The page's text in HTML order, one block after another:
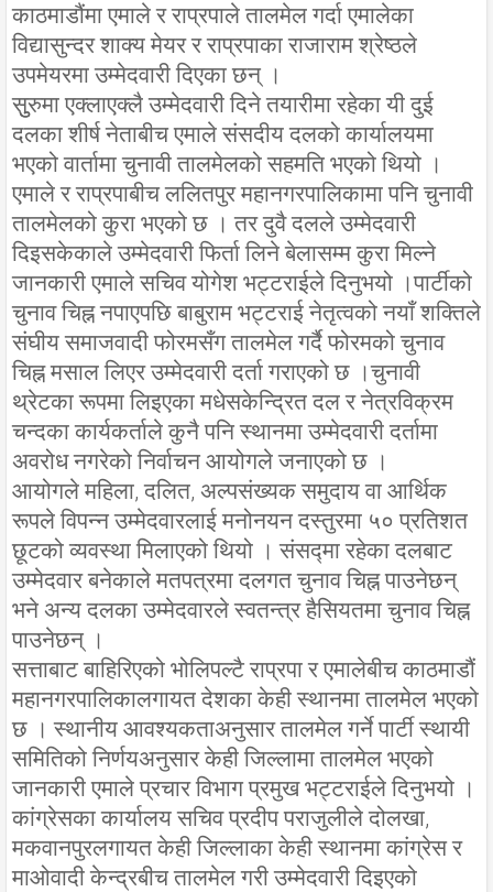
काठमाडौंमा एमाले र राप्रपाले तालमेल गर्दा एमालेका
विद्यासुन्दर शाक्य मेयर र राप्रपाका राजाराम श्रेष्ठले
उपमेयरमा उम्मेदवारी दिएका छन् ।
सुुरुमा एक्लाएक्लै उम्मेदवारी दिने तयारीमा रहेका यी दुई
दलका शीर्ष नेताबीच एमाले संसदीय दलको कार्यालयमा
भएको वार्तामा चुनावी तालमेलको सहमति भएको थियो ।
एमाले र राप्रपाबीच ललितपुर महानगरपालिकामा पनि चुनावी
तालमेलको कुरा भएको छ । तर दुवै दलले उम्मेदवारी
दिइसकेकाले उम्मेदवारी फिर्ता लिने बेलासम्म कुरा मिल्ने
जानकारी एमाले सचिव योगेश भट्टराईले दिनुभयो ।पार्टीको
चुनाव चिह्न नपाएपछि बाबुराम भट्टराई नेतृत्वको नयाँ शक्तिले
संघीय समाजवादी फोरमसँग तालमेल गर्दै फोरमको चुनाव
चिह्न मसाल लिएर उम्मेदवारी दर्ता गराएको छ ।चुनावी
थ्रेटका रूपमा लिइएका मधेसकेन्द्रित दल र नेत्रविक्रम
चन्दका कार्यकर्ताले कुनै पनि स्थानमा उम्मेदवारी दर्तामा
अवरोध नगरेको निर्वाचन आयोगले जनाएको छ ।
आयोगले महिला, दलित, अल्पसंख्यक समुदाय वा आर्थिक
रूपले विपन्न उम्मेदवारलाई मनोनयन दस्तुरमा ५० प्रतिशत
छूटको व्यवस्था मिलाएको थियो । संसद्मा रहेका दलबाट
उम्मेदवार बनेकाले मतपत्रमा दलगत चुनाव चिह्न पाउनेछन्
भने अन्य दलका उम्मेदवारले स्वतन्त्र हैसियतमा चुनाव चिह्न
पाउनेछन् ।
सत्ताबाट बाहिरिएको भोलिपल्टै राप्रपा र एमालेबीच काठमाडौं
महानगरपालिकालगायत देशका केही स्थानमा तालमेल भएको
छ । स्थानीय आवश्यकताअनुसार तालमेल गर्ने पार्टी स्थायी
समितिको निर्णयअनुसार केही जिल्लामा तालमेल भएको
जानकारी एमाले प्रचार विभाग प्रमुख भट्टराईले दिनुभयो ।
कांग्रेसका कार्यालय सचिव प्रदीप पराजुलीले दोलखा,
मकवानपुरलगायत केही जिल्लाका केही स्थानमा कांग्रेस र
माओवादी केन्द्रबीच तालमेल गरी उम्मेदवारी दिइएको